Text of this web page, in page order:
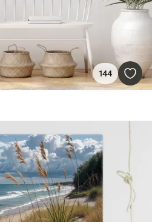
144